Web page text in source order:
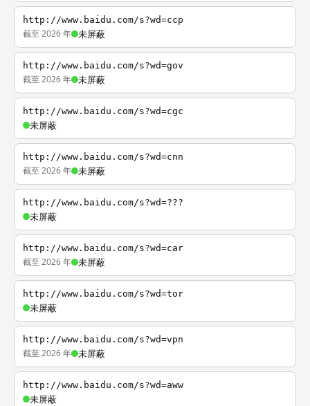
http://www.baidu.com/s?wd=ccp
截至 2026 年 未屏蔽
http://www.baidu.com/s?wd=gov
截至 2026 年 未屏蔽
http://www.baidu.com/s?wd=cgc
未屏蔽
http://www.baidu.com/s?wd=cnn
截至 2026 年 未屏蔽
http://www.baidu.com/s?wd=???
未屏蔽
http://www.baidu.com/s?wd=car
截至 2026 年 未屏蔽
http://www.baidu.com/s?wd=tor
未屏蔽
http://www.baidu.com/s?wd=vpn
截至 2026 年 未屏蔽
http://www.baidu.com/s?wd=aww
未屏蔽